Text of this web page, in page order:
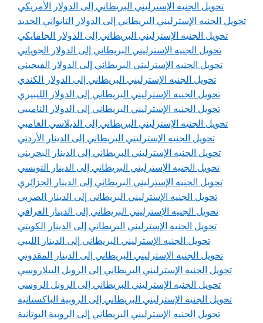
تحويل الجنيه الإسترليني البريطاني إلى الدولار الأمريكي
تحويل الجنيه الإسترليني البريطاني إلى الدولار التايواني الجديد
تحويل الجنيه الإسترليني البريطاني إلى الدولار الجامايكي
تحويل الجنيه الإسترليني البريطاني إلى الدولار الجوياني
تحويل الجنيه الإسترليني البريطاني إلى الدولار الفيجيني
تحويل الجنيه الإسترليني البريطاني إلى الدولار الكندي
تحويل الجنيه الإسترليني البريطاني إلى الدولار الليبيري
تحويل الجنيه الإسترليني البريطاني إلى الدولار الناميبي
تحويل الجنيه الإسترليني البريطاني إلى الديلاسي الغامبي
تحويل الجنيه الإسترليني البريطاني إلى الدينار الأردني
تحويل الجنيه الإسترليني البريطاني إلى الدينار البحريني
تحويل الجنيه الإسترليني البريطاني إلى الدينار التونسي
تحويل الجنيه الإسترليني البريطاني إلى الدينار الجزائري
تحويل الجنيه الإسترليني البريطاني إلى الدينار الصربي
تحويل الجنيه الإسترليني البريطاني إلى الدينار العراقي
تحويل الجنيه الإسترليني البريطاني إلى الدينار الكويتي
تحويل الجنيه الإسترليني البريطاني إلى الدينار الليبي
تحويل الجنيه الإسترليني البريطاني إلى الدينار المقدوني
تحويل الجنيه الإسترليني البريطاني إلى الروبل البيلاروسي
تحويل الجنيه الإسترليني البريطاني إلى الروبل الروسي
تحويل الجنيه الإسترليني البريطاني إلى الروبية الباكستانية
تحويل الجنيه الإسترليني البريطاني إلى الروبية البوتانية